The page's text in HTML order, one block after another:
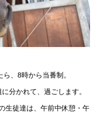
、8時から当番制。
分かれて、過ごします。
生徒達は、午前中休憩・午